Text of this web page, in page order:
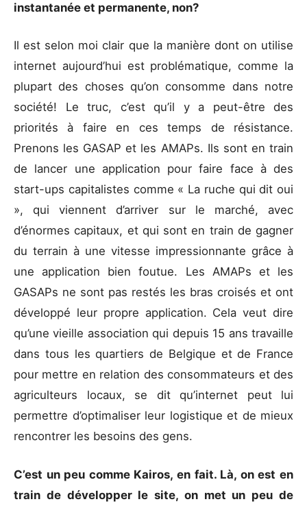
instantanée et permanente, non?
Il est selon moi clair que la manière dont on utilise
internet aujourd’hui est problématique, comme la
plupart des choses qu’on consomme dans notre
société! Le truc, c’est qu’il y a peut-être des
priorités à faire en ces temps de résistance.
Prenons les GASAP et les AMAPs. Ils sont en train
de lancer une application pour faire face à des
start-ups capitalistes comme « La ruche qui dit oui
», qui viennent d’arriver sur le marché, avec
d’énormes capitaux, et qui sont en train de gagner
du terrain à une vitesse impressionnante grâce à
une application bien foutue. Les AMAPs et les
GASAPs ne sont pas restés les bras croisés et ont
développé leur propre application. Cela veut dire
qu’une vieille association qui depuis 15 ans travaille
dans tous les quartiers de Belgique et de France
pour mettre en relation des consommateurs et des
agriculteurs locaux, se dit qu’internet peut lui
permettre d’optimaliser leur logistique et de mieux
rencontrer les besoins des gens.
C’est un peu comme Kairos, en fait. Là, on est en
train de développer le site, on met un peu de